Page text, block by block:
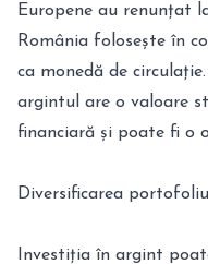
Europene au renunțat
România folosește în
ca monedă de
argintul are o valoare
financiară și poate fi o
Diversificarea
Investiția în argint